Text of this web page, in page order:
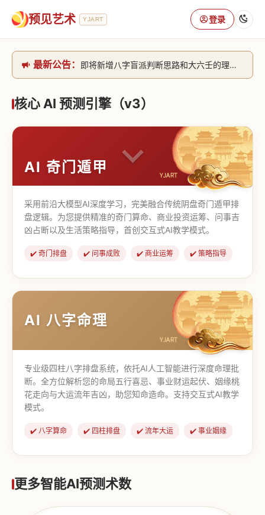
预见艺术 YJART 登录
最新公告：
即将新增八字盲派判断思路和大六壬的理气+取像判断思路。[内侧中，捐赠会员可用]2026/6/30
网站升级完成，升级全模块的算法，限时开放用户注册。2026/6/27
核心 AI 预测引擎（v3）
AI 奇门遁甲
采用前沿大模型AI深度学习，完美融合传统阴盘奇门遁甲排
盘逻辑。为您提供精准的奇门算命、商业投资运筹、问事吉
凶占断以及生活策略指导，首创交互式AI教学模式。
✔️ 奇门排盘 ✔️ 问事成败 ✔️ 商业运筹 ✔️ 策略指导
【道家奇门】 【传统奇门】
AI 八字命理
专业级四柱八字排盘系统，依托AI人工智能进行深度命理批
断。全方位解析您的命局五行喜忌、事业财运起伏、姻缘桃
花走向与大运流年吉凶，助您知命造命。支持交互式AI教学
模式。
✔️ 八字算命 ✔️ 四柱排盘 ✔️ 流年大运 ✔️ 事业姻缘
更多智能AI预测术数